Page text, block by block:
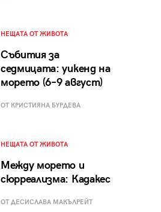
НЕЩАТА ОТ ЖИВОТА
Събития за
седмицата: уикенд на
морето (6–9 август)
ОТ КРИСТИЯНА БУРДЕВА
НЕЩАТА ОТ ЖИВОТА
Между морето и
сюрреализма: Кадакес
ОТ ДЕСИСЛАВА МАКЪЛРЕЙТ